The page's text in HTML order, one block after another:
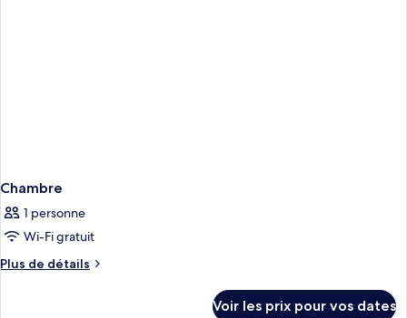
Chambre
1 personne
Wi-Fi gratuit
Plus de détails
Plus
Voir les prix pour vos dates